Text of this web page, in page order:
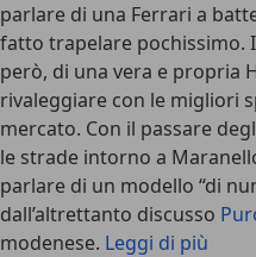
parlare di una Ferrari a
fatto trapelare pochissimo.
però, di una vera e propria
rivaleggiare con le migliori
mercato. Con il passare
le strade intorno a
parlare di un modello “di
dall’altrettanto discusso
modenese. Leggi di più